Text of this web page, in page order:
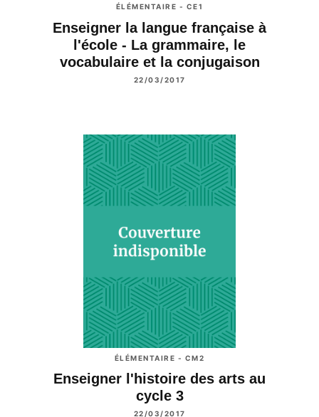
ÉLÉMENTAIRE - CE1
Enseigner la langue française à
l'école - La grammaire, le
vocabulaire et la conjugaison
22/03/2017
ÉLÉMENTAIRE - CM2
Enseigner l'histoire des arts au
cycle 3
22/03/2017